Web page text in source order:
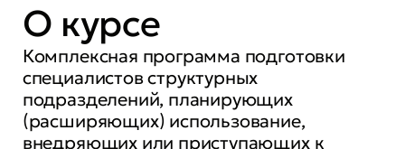
О курсе
Комплексная программа подготовки
специалистов структурных
подразделений, планирующих
(расширяющих) использование,
внедряющих или приступающих к